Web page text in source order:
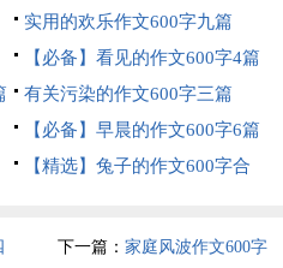
实用的欢乐作文600字九篇
【必备】看见的作文600字4篇
有关污染的作文600字三篇
【必备】早晨的作文600字6篇
【精选】兔子的作文600字合
下一篇： 家庭风波作文600字